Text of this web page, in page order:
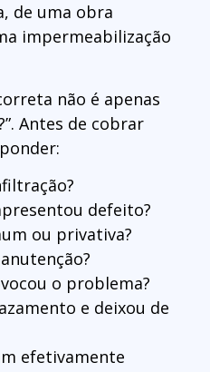
de uma obra
impermeabilização
não é apenas
Antes de cobrar
defeito?
ou privativa?
o problema?
e deixou de
efetivamente